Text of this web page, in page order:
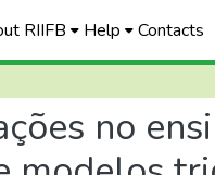
RIIFB Help Contacts
no